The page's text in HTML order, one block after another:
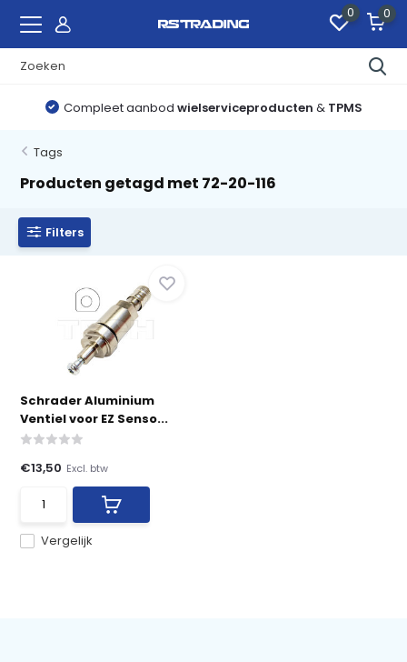
0 0
Compleet aanbod wielserviceproducten & TPMS
Tags
Producten getagd met 72-20-116
Filters
Schrader Aluminium
Ventiel voor EZ Senso...
Vergelijk
€13,50 Excl. btw